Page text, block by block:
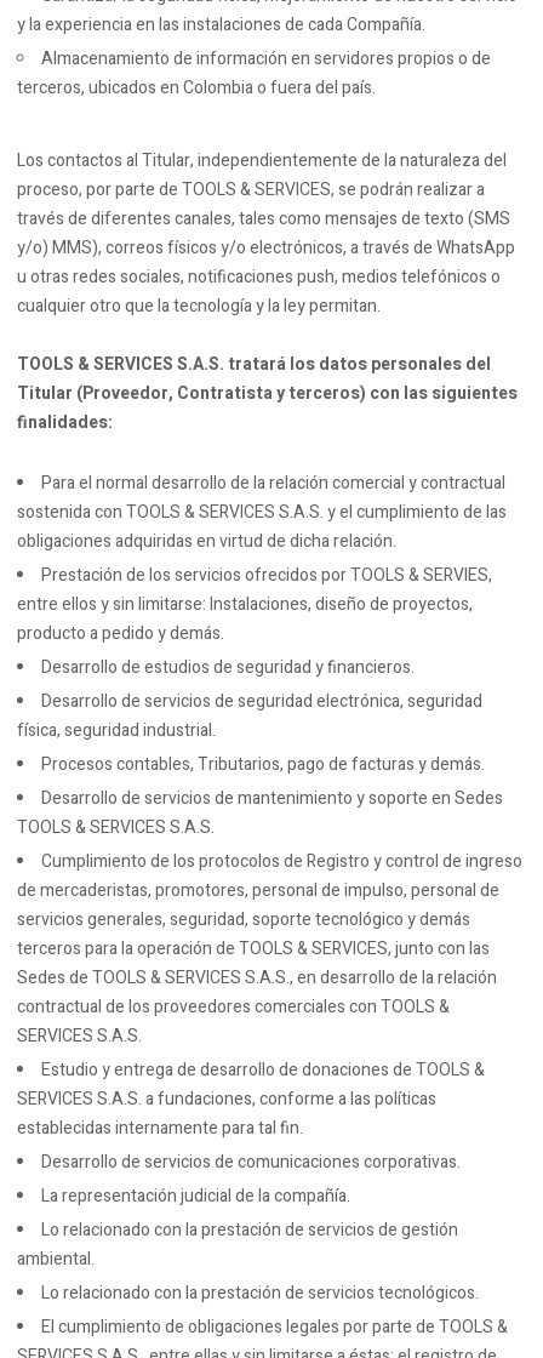
y la experiencia en las instalaciones de cada Compañía.
Almacenamiento de información en servidores propios o de
terceros, ubicados en Colombia o fuera del país.
Los contactos al Titular, independientemente de la naturaleza del
proceso, por parte de TOOLS & SERVICES, se podrán realizar a
través de diferentes canales, tales como mensajes de texto (SMS
y/o) MMS), correos físicos y/o electrónicos, a través de WhatsApp
u otras redes sociales, notificaciones push, medios telefónicos o
cualquier otro que la tecnología y la ley permitan.
TOOLS & SERVICES S.A.S. tratará los datos personales del
Titular (Proveedor, Contratista y terceros) con las siguientes
finalidades:
Para el normal desarrollo de la relación comercial y contractual
sostenida con TOOLS & SERVICES S.A.S. y el cumplimiento de las
obligaciones adquiridas en virtud de dicha relación.
Prestación de los servicios ofrecidos por TOOLS & SERVIES,
entre ellos y sin limitarse: Instalaciones, diseño de proyectos,
producto a pedido y demás.
Desarrollo de estudios de seguridad y financieros.
Desarrollo de servicios de seguridad electrónica, seguridad
física, seguridad industrial.
Procesos contables, Tributarios, pago de facturas y demás.
Desarrollo de servicios de mantenimiento y soporte en Sedes
TOOLS & SERVICES S.A.S.
Cumplimiento de los protocolos de Registro y control de ingreso
de mercaderistas, promotores, personal de impulso, personal de
servicios generales, seguridad, soporte tecnológico y demás
terceros para la operación de TOOLS & SERVICES, junto con las
Sedes de TOOLS & SERVICES S.A.S., en desarrollo de la relación
contractual de los proveedores comerciales con TOOLS &
SERVICES S.A.S.
Estudio y entrega de desarrollo de donaciones de TOOLS &
SERVICES S.A.S. a fundaciones, conforme a las políticas
establecidas internamente para tal fin.
Desarrollo de servicios de comunicaciones corporativas.
La representación judicial de la compañía.
Lo relacionado con la prestación de servicios de gestión
ambiental.
Lo relacionado con la prestación de servicios tecnológicos.
El cumplimiento de obligaciones legales por parte de TOOLS &